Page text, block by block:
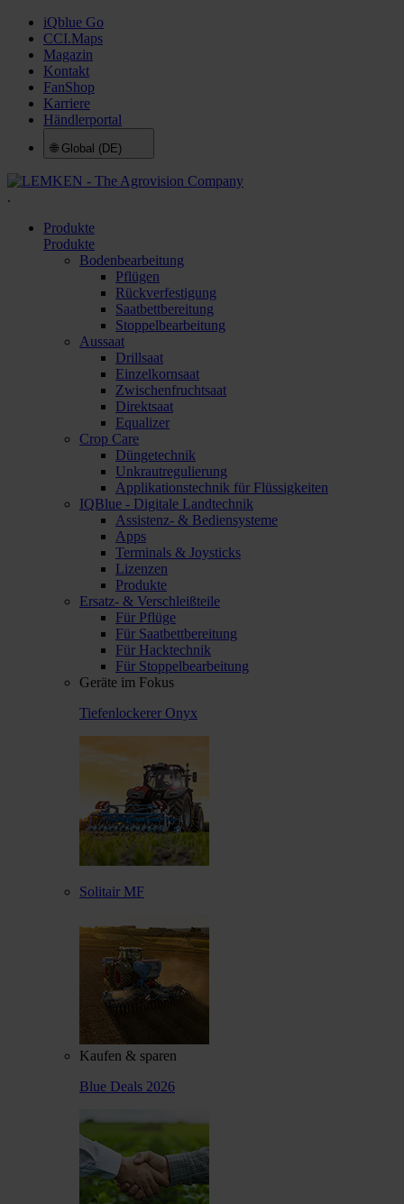
iQblue Go
CCI.Maps
Magazin
Kontakt
FanShop
Karriere
Händlerportal
🌐 Global (DE)
.
Produkte
Produkte
Bodenbearbeitung
Pflügen
Rückverfestigung
Saatbettbereitung
Stoppelbearbeitung
Aussaat
Drillsaat
Einzelkornsaat
Zwischenfruchtsaat
Direktsaat
Equalizer
Crop Care
Düngetechnik
Unkrautregulierung
Applikationstechnik für Flüssigkeiten
IQBlue - Digitale Landtechnik
Assistenz- & Bediensysteme
Apps
Terminals & Joysticks
Lizenzen
Produkte
Ersatz- & Verschleißteile
Für Pflüge
Für Saatbettbereitung
Für Hacktechnik
Für Stoppelbearbeitung
Geräte im Fokus
Tiefenlockerer Onyx
Solitair MF
Kaufen & sparen
Blue Deals 2026